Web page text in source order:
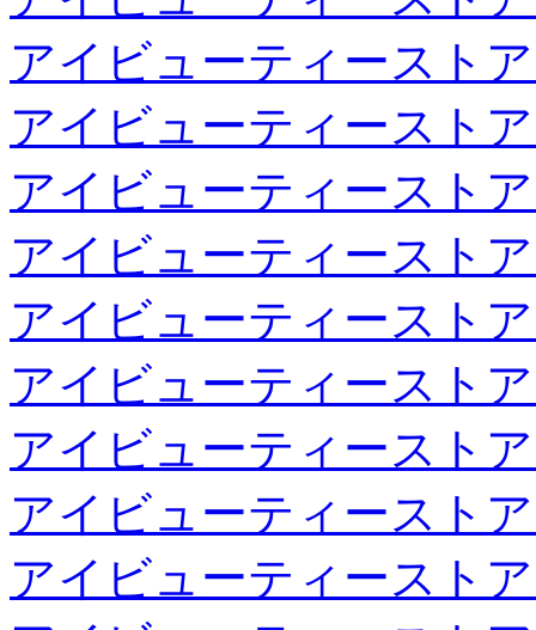
アイビューティースト
アイビューティースト
アイビューティースト
アイビューティースト
アイビューティースト
アイビューティースト
アイビューティースト
アイビューティースト
アイビューティースト